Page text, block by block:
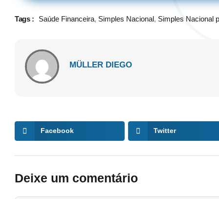
Tags : Saúde Financeira, Simples Nacional, Simples Nacional
MÜLLER DIEGO
Facebook Twitter
Deixe um comentário